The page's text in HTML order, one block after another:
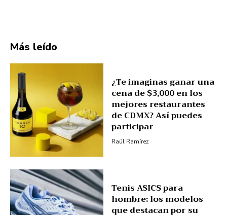
Más leído
¿Te imaginas ganar una
cena de $3,000 en los
mejores restaurantes
de CDMX? Así puedes
participar
Raúl Ramírez
Tenis ASICS para
hombre: los modelos
que destacan por su